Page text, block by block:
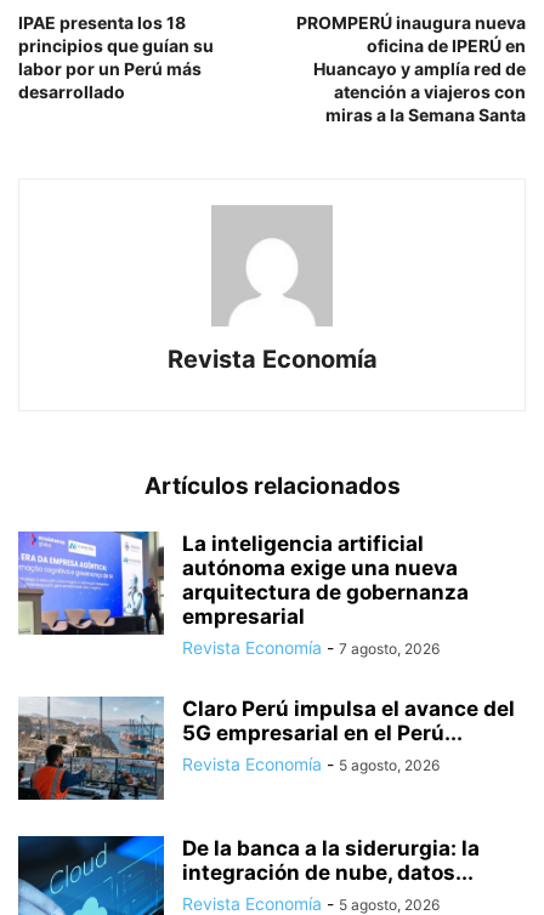
IPAE presenta los 18
principios que guían su
labor por un Perú más
desarrollado
PROMPERÚ inaugura nueva
oficina de IPERÚ en
Huancayo y amplía red de
atención a viajeros con
miras a la Semana Santa
Revista Economía
Artículos relacionados
La inteligencia artificial
autónoma exige una nueva
arquitectura de gobernanza
empresarial
Revista Economía - 7 agosto, 2026
Claro Perú impulsa el avance del
5G empresarial en el Perú...
Revista Economía - 5 agosto, 2026
De la banca a la siderurgia: la
integración de nube, datos...
Revista Economía - 5 agosto, 2026